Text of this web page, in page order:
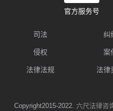
官方服务号
司法 纠
侵权 案
法律法规 法律
Copyright2015-2022. 六尺法律咨